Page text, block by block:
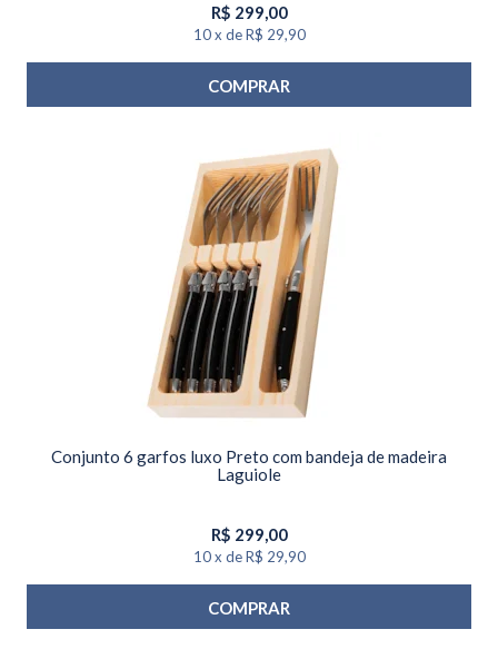
R$ 299,00
10 x de R$ 29,90
COMPRAR
Conjunto 6 garfos luxo Preto com bandeja de madeira
Laguiole
R$ 299,00
10 x de R$ 29,90
COMPRAR